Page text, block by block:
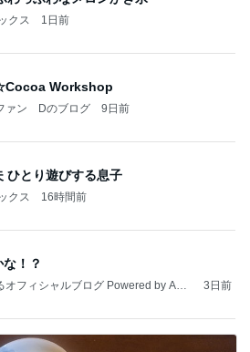
クス 1日前
Workshop
ァン Dのブログ 9日前
ひとり遊びする息子
クス 16時間前
！？
オフィシャルブログ Powered by Ame
3日前